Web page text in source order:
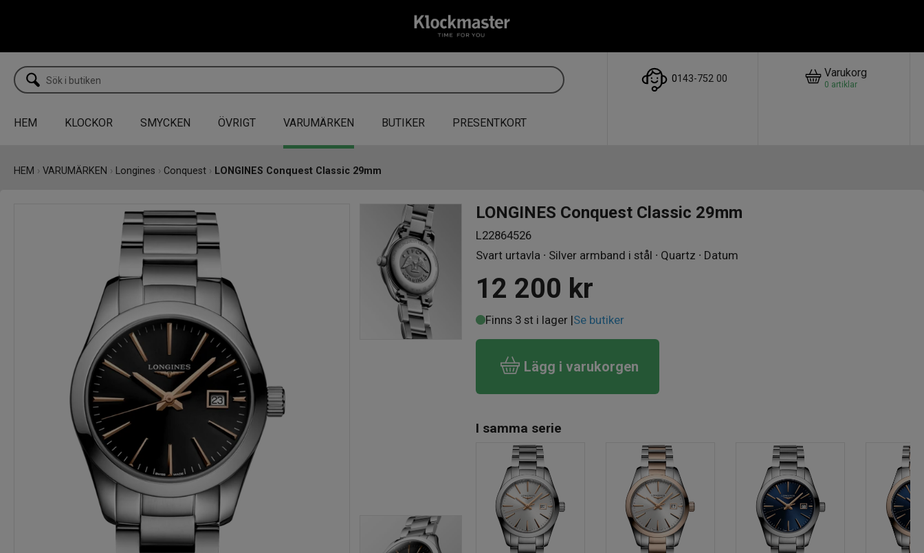
0143-752 00 Varukorg
0 artiklar
HEM KLOCKOR SMYCKEN ÖVRIGT VARUMÄRKEN BUTIKER PRESENTKORT
HEM › VARUMÄRKEN › Longines › Conquest › LONGINES Conquest Classic 29mm
LONGINES Conquest Classic 29mm
L22864526
Svart urtavla ∙ Silver armband i stål ∙ Quartz ∙ Datum
12 200 kr
Finns 3 st i lager |Se butiker
Lägg i varukorgen
I samma serie